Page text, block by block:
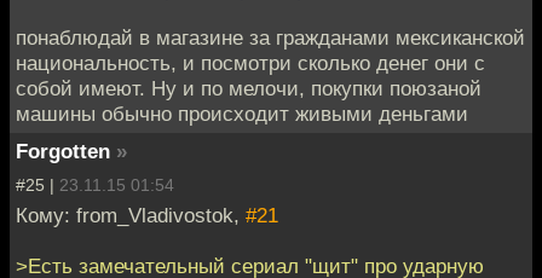
понаблюдай в магазине за гражданами мексиканской
национальность, и посмотри сколько денег они с
собой имеют. Ну и по мелочи, покупки поюзаной
машины обычно происходит живыми деньгами
Forgotten »
#25 | 23.11.15 01:54
Кому: from_Vladivostok, #21
>Есть замечательный сериал "щит" про ударную